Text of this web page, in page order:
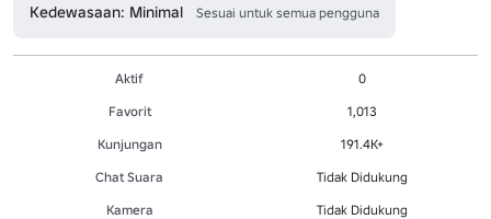
Kedewasaan: Minimal Sesuai untuk semua pengguna
Aktif
0
Favorit
1,013
Kunjungan
191.4K+
Chat Suara
Tidak Didukung
Kamera
Tidak Didukung